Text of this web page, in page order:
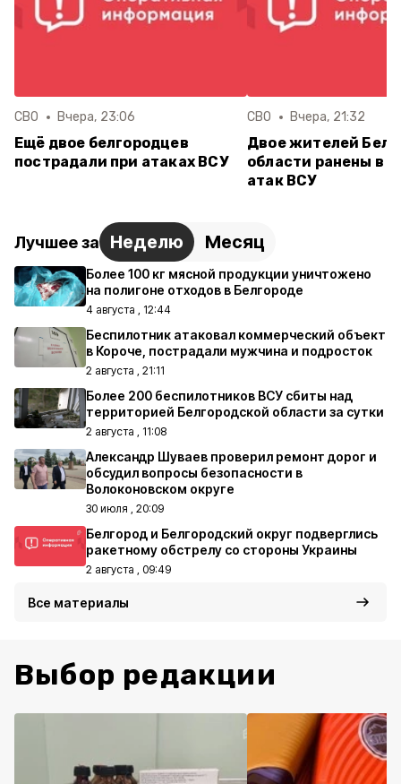
СВО Вчера, 23:06
Ещё двое белгородцев
пострадали при атаках ВСУ
СВО Вчера, 21:32
Двое жителей
области ранены в
атак ВСУ
Лучшее за Неделю Месяц
Более 100 кг мясной продукции уничтожено
на полигоне отходов в Белгороде
4 августа , 12:44
Беспилотник атаковал коммерческий объект
в Короче, пострадали мужчина и подросток
2 августа , 21:11
Более 200 беспилотников ВСУ сбиты над
территорией Белгородской области за сутки
2 августа , 11:08
Александр Шуваев проверил ремонт дорог и
обсудил вопросы безопасности в
Волоконовском округе
30 июля , 20:09
Белгород и Белгородский округ подверглись
ракетному обстрелу со стороны Украины
2 августа , 09:49
Все материалы
Выбор редакции